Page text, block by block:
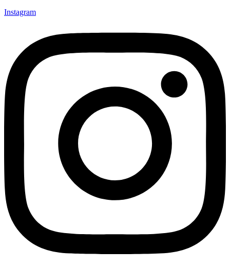
Instagram